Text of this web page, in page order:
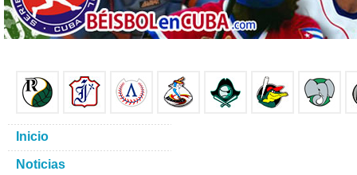
Inicio
Noticias